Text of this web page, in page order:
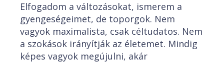
Elfogadom a változásokat, ismerem a
gyengeségeimet, de toporgok. Nem
vagyok maximalista, csak céltudatos. Nem
a szokások irányítják az életemet. Mindig
képes vagyok megújulni, akár